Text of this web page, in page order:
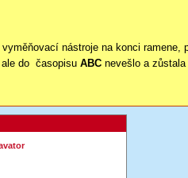
nástroje na konci
do časopisu ABCnevešlo a zůstala